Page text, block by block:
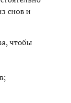
снов и
чтобы